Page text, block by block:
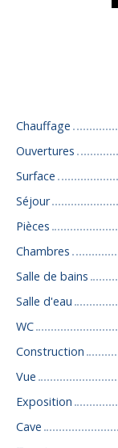
Chauffage
Ouvertures
Surface
Séjour
Pièces
Chambres
Salle de bains
Salle d'eau
WC
Construction
Vue
Exposition
Cave